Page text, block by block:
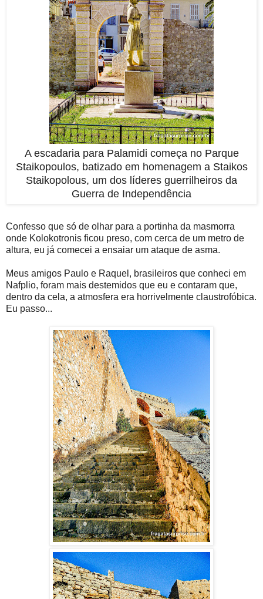
A escadaria para Palamidi começa no Parque
Staikopoulos, batizado em homenagem a Staikos
Staikopolous, um dos líderes guerrilheiros da
Guerra de Independência
Confesso que só de olhar para a portinha da masmorra
onde Kolokotronis ficou preso, com cerca de um metro de
altura, eu já comecei a ensaiar um ataque de asma.
Meus amigos Paulo e Raquel, brasileiros que conheci em
Nafplio, foram mais destemidos que eu e contaram que,
dentro da cela, a atmosfera era horrivelmente claustrofóbica.
Eu passo...